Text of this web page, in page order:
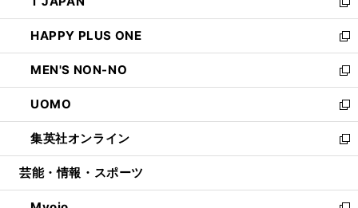
開
く
ウ
で
開
く
ィ
ン
ド
ウ
で
開
く
い
ウ
ィ
ン
ド
ウ
で
開
く
新
し
い
ウ
ィ
ン
ド
ウ
で
開
HAPPY PLUS ONE
新
し
い
ウ
ィ
ン
ド
ウ
開
MEN'S NON-NO
新
し
い
ウ
ィ
ン
ウ
UOMO
新
し
い
ウ
ン
集英社オンライン
新
し
ウ
芸能・情報・スポーツ